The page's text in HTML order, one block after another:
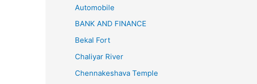
Automobile
BANK AND FINANCE
Bekal Fort
Chaliyar River
Chennakeshava Temple